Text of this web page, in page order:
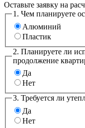
Оставьте заявку на
1. Чем планируете
Алюминий
Пластик
2. Планируете ли
продолжение
Да
Нет
3. Требуется ли
Да
Нет